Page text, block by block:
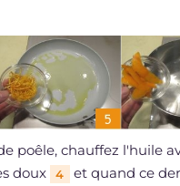
poêle, chauffez l'huile
doux
4
et quand ce